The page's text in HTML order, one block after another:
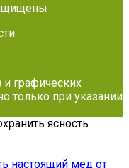
и графических
только при указании
ясность
настоящий мед от